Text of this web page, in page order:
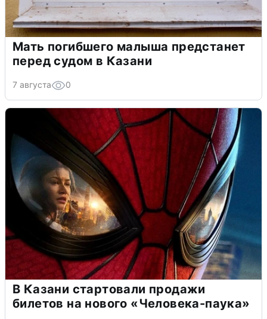
Мать погибшего малыша предстанет
перед судом в Казани
7 августа 0
В Казани стартовали продажи
билетов на нового «Человека-паука»